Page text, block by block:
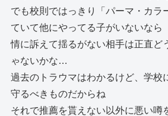
でも校則ではっきり「パーマ・カラ
ていて他にやってる子がいないなら
情に訴えて揺るがない相手は正直ど
ゃないかな…
過去のトラウマはわかるけど、学校
守るべきものだからね
それで推薦を貰えない以外に悪い噂